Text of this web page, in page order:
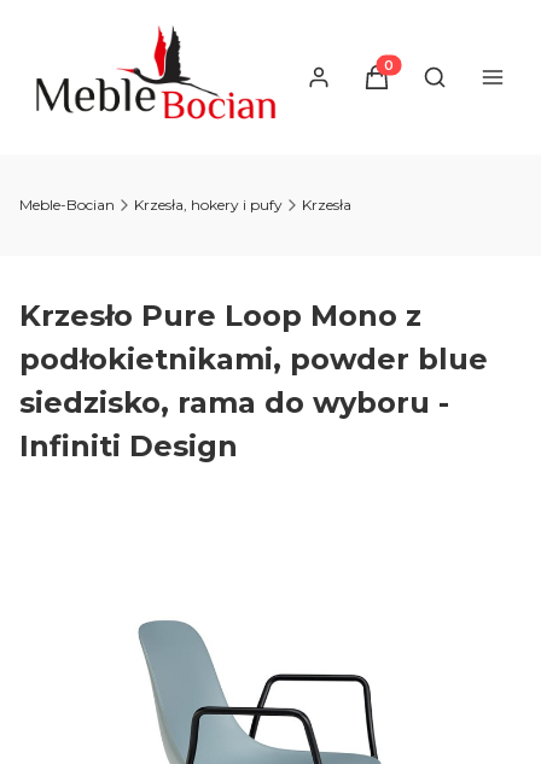
Produkty w
Otwórz
Meble-Bocian Krzesła, hokery i pufy Krzesła
Krzesło Pure Loop Mono z
podłokietnikami, powder blue
siedzisko, rama do wyboru -
Infiniti Design